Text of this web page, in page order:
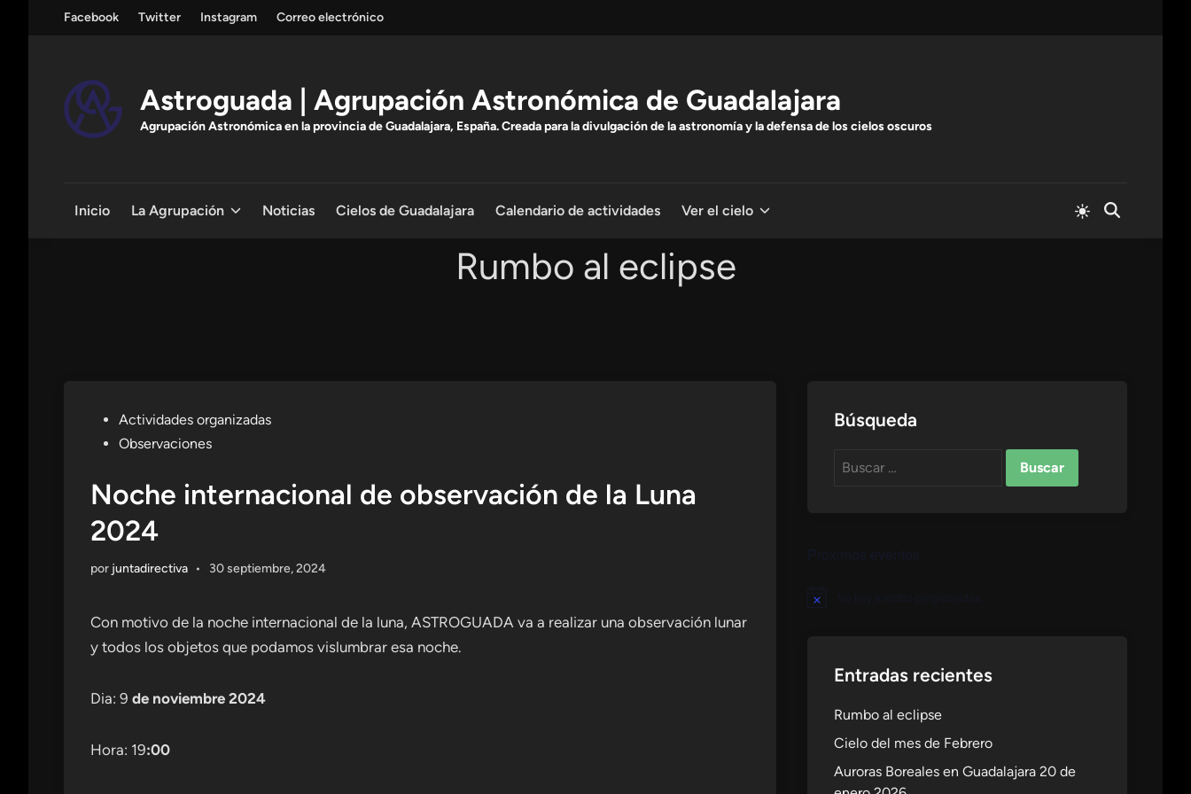
Facebook Twitter Instagram Correo electrónico
Astroguada | Agrupación Astronómica de Guadalajara
Agrupación Astronómica en la provincia de Guadalajara, España. Creada para la divulgación de la astronomía y la defensa de los cielos oscuros
Inicio La Agrupación Noticias Cielos de Guadalajara Calendario de actividades Ver el cielo
Cambiar
a
Abrir
Rumbo al eclipse
Publicado
en
Actividades organizadas
Observaciones
Noche internacional de observación de la Luna
2024
por juntadirectiva • 30 septiembre, 2024
Con motivo de la noche internacional de la luna, ASTROGUADA va a realizar una observación lunar
y todos los objetos que podamos vislumbrar esa noche.
Dia: 9 de noviembre 2024
Hora: 19:00
Búsqueda
Buscar:
Aviso
Entradas recientes
Rumbo al eclipse
Cielo del mes de Febrero
Auroras Boreales en Guadalajara 20 de